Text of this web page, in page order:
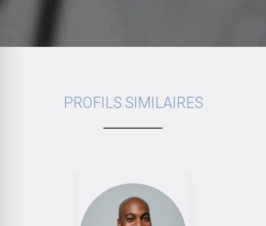
PROFILS SIMILAIRES